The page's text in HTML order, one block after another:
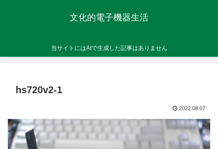
文化的電子機器生活
当サイトにはAIで生成した記事はありません
hs720v2-1
2022.08.07